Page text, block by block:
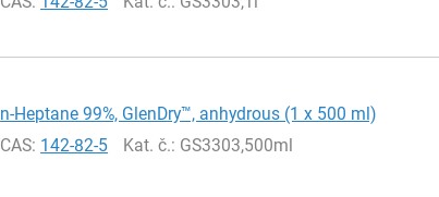
n-Heptane 99%, GlenDry™, anhydrous (1 x 500 ml)
CAS: 142-82-5 Kat. č.: GS3303,500ml